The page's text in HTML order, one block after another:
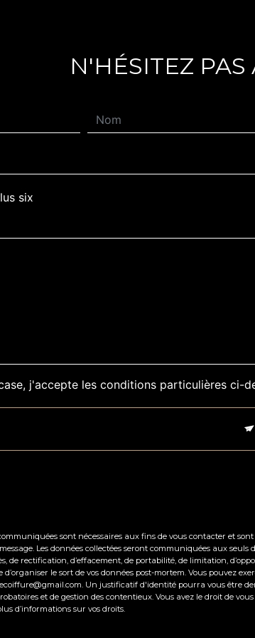
N'HÉSITEZ
six
j'accepte les conditions particulières ci-
sont nécessaires aux fins de vous contacter et
Les données collectées seront communiquées aux
de rectification, d’effacement, de portabilité, de limitation,
le sort de vos données post-mortem. Vous pouvez
Un justificatif d'identité pourra vous être
et de gestion des contentieux. Vous avez le droit de
d’informations sur vos droits.